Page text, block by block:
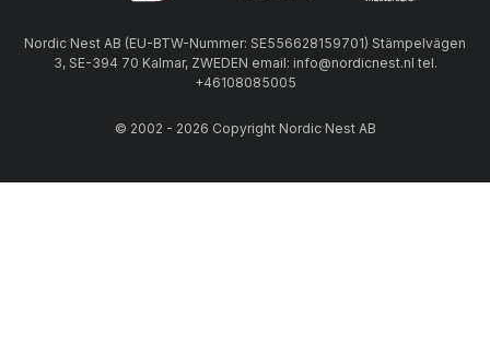
Nordic Nest AB (EU-BTW-Nummer: SE556628159701) Stämpelvägen
3, SE-394 70 Kalmar, ZWEDEN email: info@nordicnest.nl tel.
+46108085005
© 2002 - 2026 Copyright Nordic Nest AB